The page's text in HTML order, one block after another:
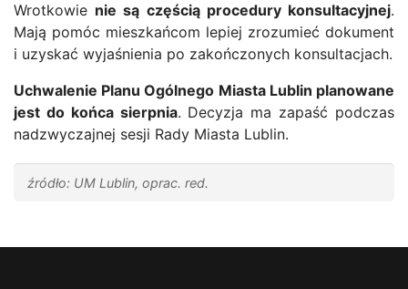
Wrotkowie nie są częścią procedury konsultacyjnej.
Mają pomóc mieszkańcom lepiej zrozumieć dokument
i uzyskać wyjaśnienia po zakończonych konsultacjach.
Uchwalenie Planu Ogólnego Miasta Lublin planowane
jest do końca sierpnia. Decyzja ma zapaść podczas
nadzwyczajnej sesji Rady Miasta Lublin.
źródło: UM Lublin, oprac. red.